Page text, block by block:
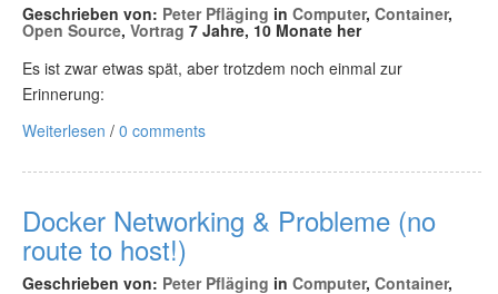
Geschrieben von: Peter Pfläging in Computer, Container,
Open Source, Vortrag 7 Jahre, 10 Monate her
Es ist zwar etwas spät, aber trotzdem noch einmal zur
Erinnerung:
Weiterlesen / 0 comments
Docker Networking & Probleme (no
route to host!)
Geschrieben von: Peter Pfläging in Computer, Container,